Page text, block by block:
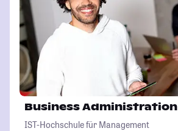
Business Administration
IST-Hochschule für Management